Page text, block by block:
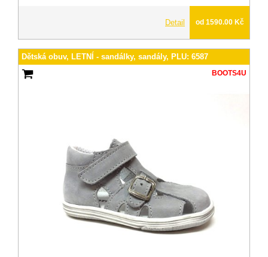
Detail od 1590.00 Kč
Dětská obuv, LETNÍ - sandálky, sandály, PLU: 6587
BOOTS4U